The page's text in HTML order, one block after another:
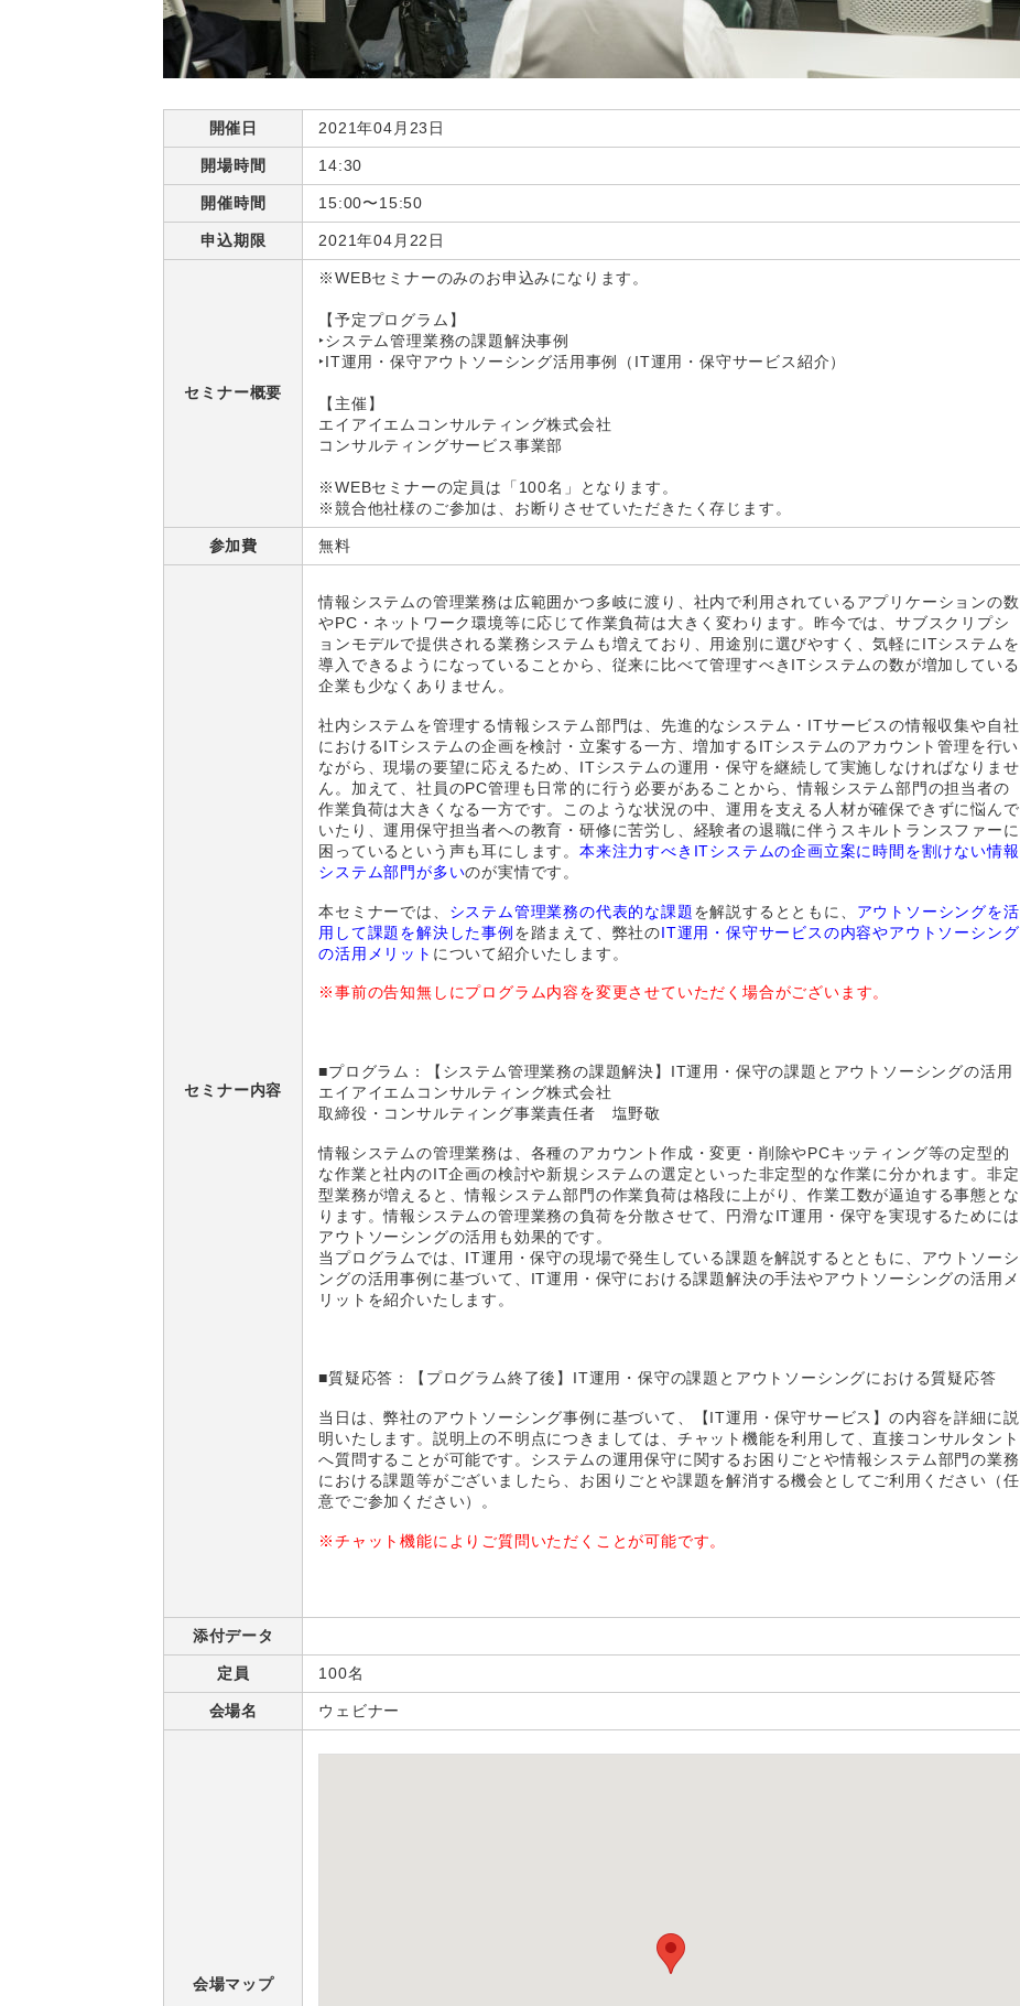
開催日 2021年04月23日
開場時間 14:30
開催時間 15:00〜15:50
申込期限 2021年04月22日
セミナー概要
※WEBセミナーのみのお申込みになります。
【予定プログラム】
‣システム管理業務の課題解決事例
‣IT運用・保守アウトソーシング活用事例（IT運用・保守サービス紹介）
【主催】
エイアイエムコンサルティング株式会社
コンサルティングサービス事業部
※WEBセミナーの定員は「100名」となります。
※競合他社様のご参加は、お断りさせていただきたく存じます。
参加費 無料
セミナー内容
情報システムの管理業務は広範囲かつ多岐に渡り、社内で利用されているアプリケーションの数
やPC・ネットワーク環境等に応じて作業負荷は大きく変わります。昨今では、サブスクリプシ
ョンモデルで提供される業務システムも増えており、用途別に選びやすく、気軽にITシステムを
導入できるようになっていることから、従来に比べて管理すべきITシステムの数が増加している
企業も少なくありません。
社内システムを管理する情報システム部門は、先進的なシステム・ITサービスの情報収集や自社
におけるITシステムの企画を検討・立案する一方、増加するITシステムのアカウント管理を行い
ながら、現場の要望に応えるため、ITシステムの運用・保守を継続して実施しなければなりませ
ん。加えて、社員のPC管理も日常的に行う必要があることから、情報システム部門の担当者の
作業負荷は大きくなる一方です。このような状況の中、運用を支える人材が確保できずに悩んで
いたり、運用保守担当者への教育・研修に苦労し、経験者の退職に伴うスキルトランスファーに
困っているという声も耳にします。本来注力すべきITシステムの企画立案に時間を割けない情報
システム部門が多いのが実情です。
本セミナーでは、 システム管理業務の代表的な課題を解説するとともに、 アウトソーシングを活
用して課題を解決した事例 を踏まえて、弊社のIT運用・保守サービスの内容やアウトソーシング
の活用メリット について紹介いたします。
※事前の告知無しにプログラム内容を変更させていただく場合がございます。
■プログラム ：【システム管理業務の課題解決】IT運用・保守の課題とアウトソーシングの活用
エイアイエムコンサルティング株式会社
取締役・コンサルティング事業責任者 塩野敬
情報システムの管理業務は、各種のアカウント作成・変更・削除やPCキッティング等の定型的
な作業と社内のIT企画の検討や新規システムの選定といった非定型的な作業に分かれます。非定
型業務が増えると、情報システム部門の作業負荷は格段に上がり、作業工数が逼迫する事態とな
ります。情報システムの管理業務の負荷を分散させて、円滑なIT運用・保守を実現するためには
アウトソーシングの活用も効果的です。
当プログラムでは、IT運用・保守の現場で発生している課題を解説するとともに、アウトソーシ
ングの活用事例に基づいて、IT運用・保守における課題解決の手法やアウトソーシングの活用メ
リットを紹介いたします。
■質疑応答：【プログラム終了後】IT運用・保守の課題とアウトソーシングにおける質疑応答
当日は、弊社のアウトソーシング事例に基づいて、【IT運用・保守サービス】の内容を詳細に説
明いたします。説明上の不明点につきましては、チャット機能を利用して、直接コンサルタント
へ質問することが可能です。システムの運用保守に関するお困りごとや情報システム部門の業務
における課題等がございましたら、お困りごとや課題を解消する機会としてご利用ください（任
意でご参加ください）。
※チャット機能によりご質問いただくことが可能です。
添付データ
定員 100名
会場名 ウェビナー
会場マップ